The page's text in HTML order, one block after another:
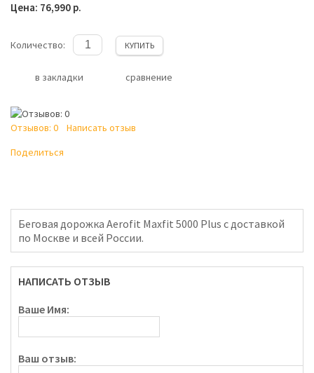
Цена: 76,990 р.
Количество: КУПИТЬ
в закладки сравнение
Отзывов: 0
Написать отзыв
Поделиться
Беговая дорожка Aerofit Maxfit 5000 Plus с доставкой
по Москве и всей России.
НАПИСАТЬ ОТЗЫВ
Ваше Имя:
Ваш отзыв: